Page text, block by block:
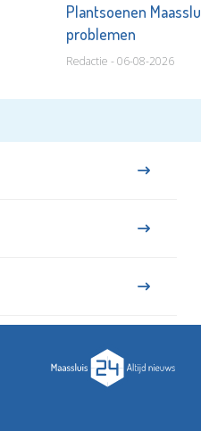
Plantsoenen
problemen
Redactie - 06-08-2026